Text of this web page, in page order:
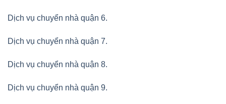
Dịch vụ chuyển nhà quận 6.
Dịch vụ chuyển nhà quận 7.
Dịch vụ chuyển nhà quận 8.
Dịch vụ chuyển nhà quận 9.